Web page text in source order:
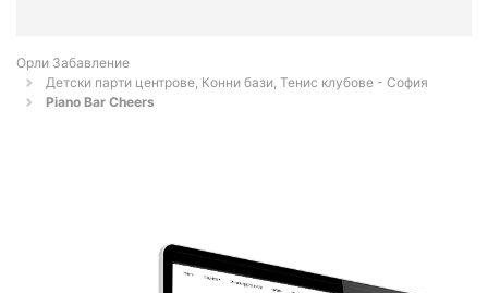
Орли Забавление
Детски парти центрове, Конни бази, Тенис клубове - София
Piano Bar Cheers